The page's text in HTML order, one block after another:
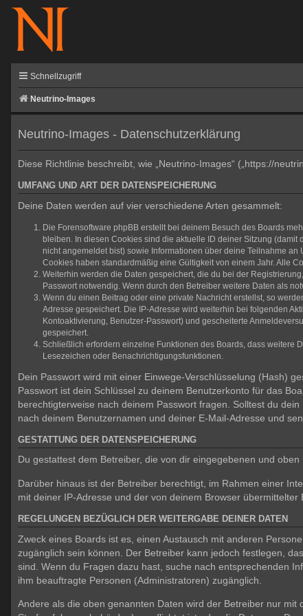
Schnellzugriff
Neutrino-Images
Neutrino-Images - Datenschutzerklärung
Diese Richtlinie beschreibt, wie „Neutrino-Images“ („https://
UMFANG UND ART DER DATENSPEICHERUNG
Deine Daten werden auf vier verschiedene Arten gesammelt:
Die Forensoftware phpBB erstellt bei deinem Besuch des Boards
bleiben. In diesen Cookies sind die aktuelle ID deiner Sitzung
nicht angemeldet bist) sowie Informationen über deine Teilnahme
Cookies haben standardmäßig eine Gültigkeit von einem Jahr. Alle
Weiterhin werden die Daten gespeichert, die du bei der
Passwort notwendig. Wenn durch den Betreiber weitere Daten als
Wenn du einen Beitrag oder eine private Nachricht erstellst, so
Adresse gespeichert. Die IP-Adresse wird weiterhin bei folgenden
Kontoaktivierung, Benutzer-Passwort) und gescheiterte
gespeichert.
Schließlich erfordern einzelne Funktionen des Boards, dass weitere
Lesezeichen oder Benachrichtigungsfunktionen.
Dein Passwort wird mit einer Einwege-Verschlüsselung (Hash)
Passwort ist dein Schlüssel zu deinem Benutzerkonto für das
berechtigterweise nach deinem Passwort fragen. Solltest du
nach deinem Benutzernamen und deiner E-Mail-Adresse und
GESTATTUNG DER DATENSPEICHERUNG
Du gestattest dem Betreiber, die von dir eingegebenen und
Darüber hinaus ist der Betreiber berechtigt, im Rahmen einer
mit deiner IP-Adresse und der von deinem Browser
REGELUNGEN BEZÜGLICH DER WEITERGABE DEINER DATEN
Zweck eines Boards ist es, einen Austausch mit anderen
zugänglich sein können. Der Betreiber kann jedoch festlegen,
sind. Wenn du Fragen dazu hast, suche nach entsprechenden
ihm beauftragte Personen (Administratoren) zugänglich.
Andere als die oben genannten Daten wird der Betreiber nur